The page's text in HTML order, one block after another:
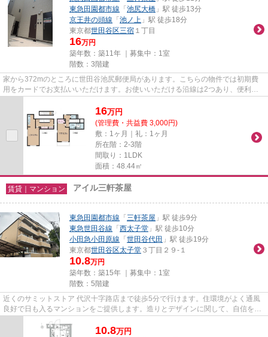
東急田園都市線 「池尻大橋 」駅 徒歩13分
京王井の頭線 「池ノ上 」駅 徒歩18分
東京都世田谷区三宿 １丁目
16万円
築年数：築11年 ｜募集中： 1室
階数：3階建
家から372mのところに世田谷池尻郵便局があります。こちらの物件では初期費
用をカードでお支払いいただけます。お使いいただける沿線は2つあり、便利な
立地です。最上階の物件です。よ...
16万円
(管理費・共益費 3,000円)
敷：1ヶ月｜礼：1ヶ月
所在階：2-3階
間取り：1LDK
面積：48.44㎡
賃貸｜マンション アイル三軒茶屋
東急田園都市線 「三軒茶屋 」駅 徒歩9分
東急世田谷線 「西太子堂 」駅 徒歩10分
小田急小田原線 「世田谷代田 」駅 徒歩19分
東京都世田谷区太子堂 ３丁目２９-１
10.8万円
築年数：築15年 ｜募集中： 1室
階数：5階建
近くのサミットストア 代沢十字路店まで徒歩5分で行けます。住環境がよく通風
良好で日も入るマンションをご提供します。造りとデザインに関して、自信をも
って情報を提供できるマンシ...
10.8万円